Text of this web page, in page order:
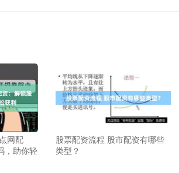
网配
，助你轻
股票配资流程 股市配资有哪些
类型？